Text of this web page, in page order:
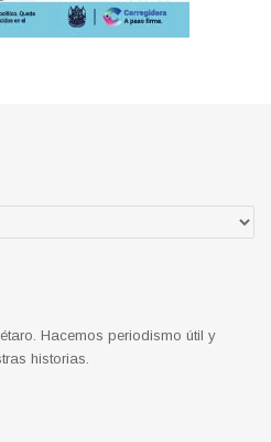
Hacemos periodismo útil y
historias.